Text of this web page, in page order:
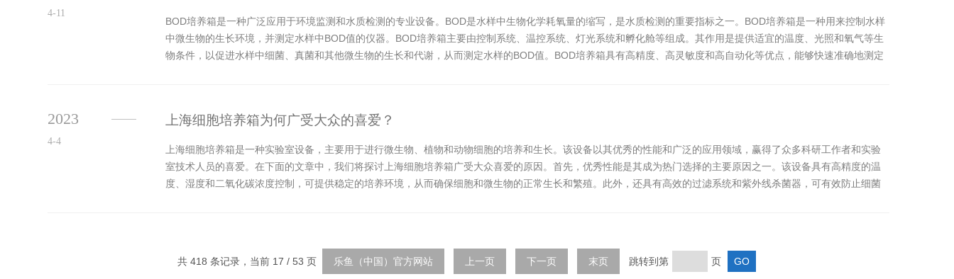
BOD培养箱是一种广泛应用于环境监测和水质检测的专业设备。BOD是水样中生物化学耗氧量的缩写，是水质检测的重要指标之一。BOD培养箱是一种用来控制水样
中微生物的生长环境，并测定水样中BOD值的仪器。BOD培养箱主要由控制系统、温控系统、灯光系统和孵化舱等组成。其作用是提供适宜的温度、光照和氧气等生
物条件，以促进水样中细菌、真菌和其他微生物的生长和代谢，从而测定水样的BOD值。BOD培养箱具有高精度、高灵敏度和高自动化等优点，能够快速准确地测定
4-11
上海细胞培养箱为何广受大众的喜爱？
上海细胞培养箱是一种实验室设备，主要用于进行微生物、植物和动物细胞的培养和生长。该设备以其优秀的性能和广泛的应用领域，赢得了众多科研工作者和实验
室技术人员的喜爱。在下面的文章中，我们将探讨上海细胞培养箱广受大众喜爱的原因。首先，优秀性能是其成为热门选择的主要原因之一。该设备具有高精度的温
度、湿度和二氧化碳浓度控制，可提供稳定的培养环境，从而确保细胞和微生物的正常生长和繁殖。此外，还具有高效的过滤系统和紫外线杀菌器，可有效防止细菌
2023
4-4
共 418 条记录，当前 17 / 53 页 乐鱼（中国）官方网站 上一页 下一页 末页 跳转到第 页